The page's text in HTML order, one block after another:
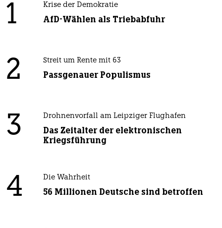
1 Krise der Demokratie
AfD-Wählen als Triebabfuhr
2 Streit um Rente mit 63
Passgenauer Populismus
3 Drohnenvorfall am Leipziger Flughafen
Das Zeitalter der elektronischen
Kriegsführung
4 Die Wahrheit
56 Millionen Deutsche sind betroffen